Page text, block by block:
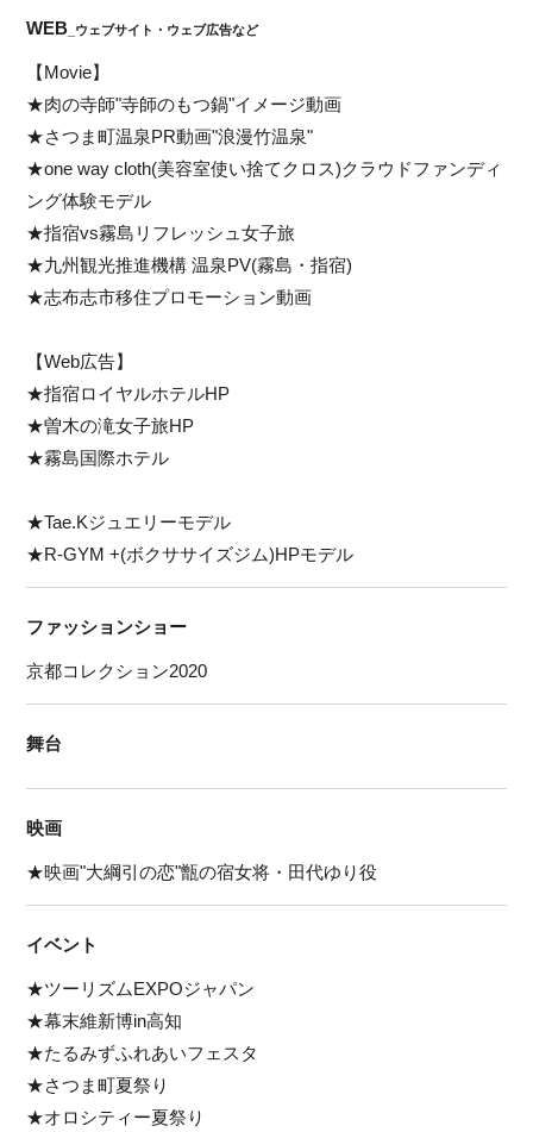
WEB _ウェブサイト・ウェブ広告など
【Movie】
★肉の寺師"寺師のもつ鍋"イメージ動画
★さつま町温泉PR動画"浪漫竹温泉"
★one way cloth(美容室使い捨てクロス)クラウドファンディ
ング体験モデル
★指宿vs霧島リフレッシュ女子旅
★九州観光推進機構 温泉PV(霧島・指宿)
★志布志市移住プロモーション動画
【Web広告】
★指宿ロイヤルホテルHP
★曽木の滝女子旅HP
★霧島国際ホテル
★Tae.Kジュエリーモデル
★R-GYM +(ボクササイズジム)HPモデル
ファッションショー
京都コレクション2020
舞台
映画
★映画"大綱引の恋"甑の宿女将・田代ゆり役
イベント
★ツーリズムEXPOジャパン
★幕末維新博in高知
★たるみずふれあいフェスタ
★さつま町夏祭り
★オロシティー夏祭り